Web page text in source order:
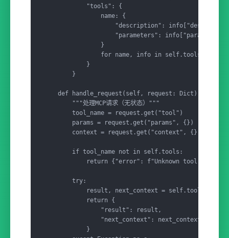
            "tools": {
                name: {
"description":
                    "parameters": info["parameters"]
                }
                for name, info in self.tools.items()
            }
        }
    def handle_request(self, request: Dict) -> Dict:
        """处理MCP请求（无状态）"""
        tool_name = request.get("tool")
        params = request.get("params", {})
context = request.get("context", {})  #
        if tool_name not in self.tools:
return {"error": f"Unknown tool:
        try:
result, next_context =
            return {
                "result": result,
"next_context": next_context  # 返回
            }